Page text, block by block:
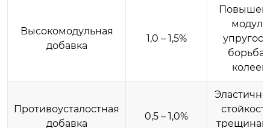
Высокомодульная
добавка
1,0 – 1,5%
модуля
борьба
колеей
Противоусталостная
добавка
0,5 – 1,0%
трещинам